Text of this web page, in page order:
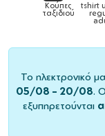
Drill
Καπέλα
Το ηλεκτρονικό
05/08 – 20/08.
εξυπηρετούνται